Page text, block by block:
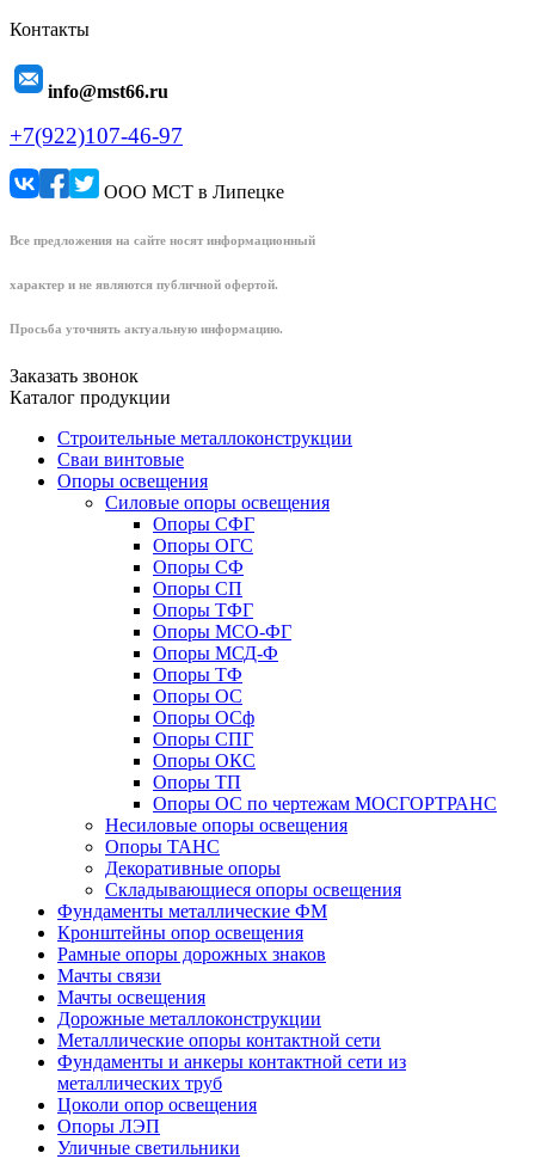
Контакты
info@mst66.ru
+7(922)107-46-97
ООО МСТ в Липецке
Все предложения на сайте носят информационный
характер и не являются публичной офертой.
Просьба уточнять актуальную информацию.
Заказать звонок
Каталог продукции
Строительные металлоконструкции
Сваи винтовые
Опоры освещения
Силовые опоры освещения
Опоры СФГ
Опоры ОГС
Опоры СФ
Опоры СП
Опоры ТФГ
Опоры МСО-ФГ
Опоры МСД-Ф
Опоры ТФ
Опоры ОС
Опоры ОСф
Опоры СПГ
Опоры ОКС
Опоры ТП
Опоры ОС по чертежам МОСГОРТРАНС
Несиловые опоры освещения
Опоры ТАНС
Декоративные опоры
Складывающиеся опоры освещения
Фундаменты металлические ФМ
Кронштейны опор освещения
Рамные опоры дорожных знаков
Мачты связи
Мачты освещения
Дорожные металлоконструкции
Металлические опоры контактной сети
Фундаменты и анкеры контактной сети из
металлических труб
Цоколи опор освещения
Опоры ЛЭП
Уличные светильники